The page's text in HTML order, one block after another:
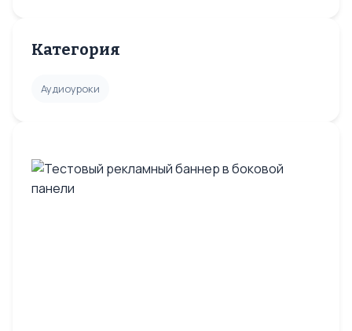
Категория
Аудиоуроки